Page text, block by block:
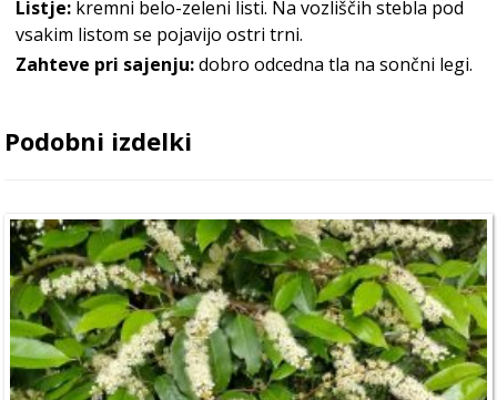
Listje: kremni belo-zeleni listi. Na vozliščih stebla pod
vsakim listom se pojavijo ostri trni.
Zahteve pri sajenju:dobro odcedna tla na sončni legi.
Podobni izdelki